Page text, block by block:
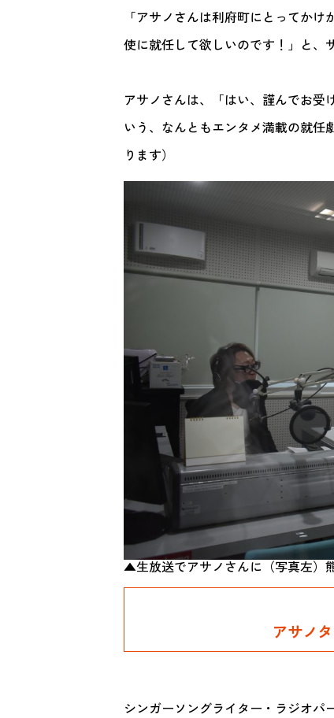
「アサノさんは利府町にとってか
使に就任して欲しいのです！」と、
アサノさんは、「はい、謹んでお受
いう、なんともエンタメ満載の就任
ります）
▲生放送でアサノさんに（写真左）
アサノ
シンガーソングライター・ラジオパ